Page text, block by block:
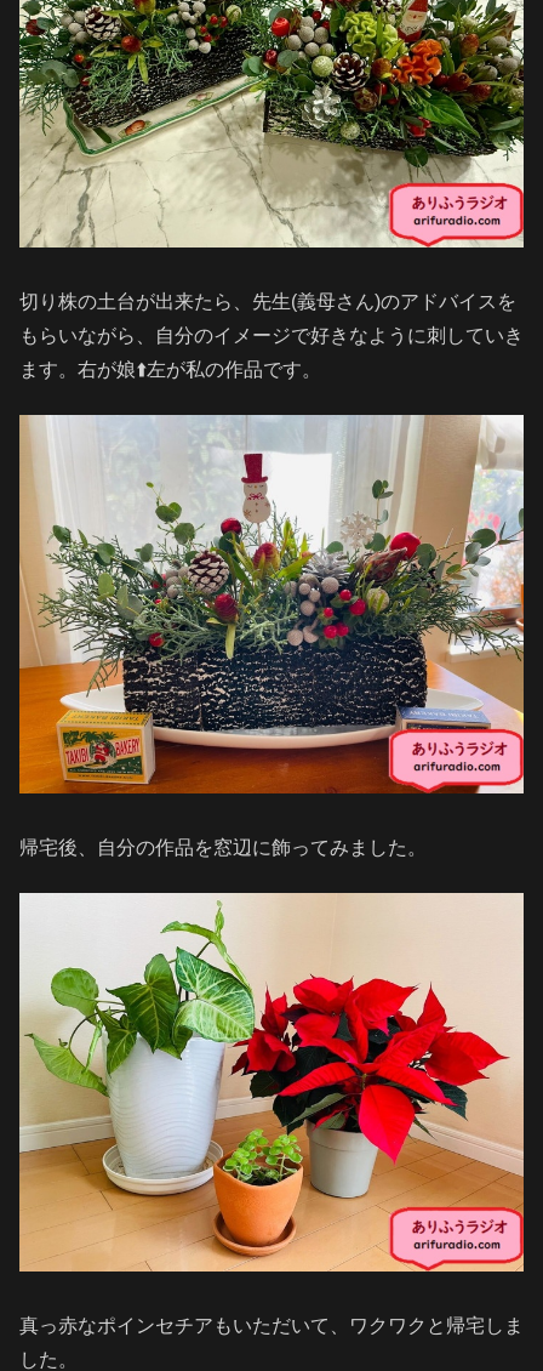
切り株の土台が出来たら、先生(義母さん)のアドバイスを
もらいながら、自分のイメージで好きなように刺していき
ます。右が娘⬆️左が私の作品です。
帰宅後、自分の作品を窓辺に飾ってみました。
真っ赤なポインセチアもいただいて、ワクワクと帰宅しま
した。